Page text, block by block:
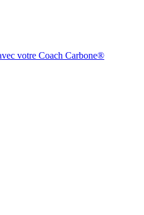
votre Coach Carbone®